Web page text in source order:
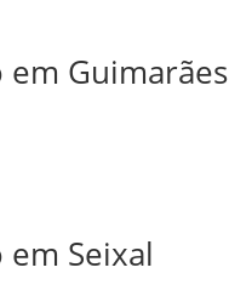
Guimarães
Seixal